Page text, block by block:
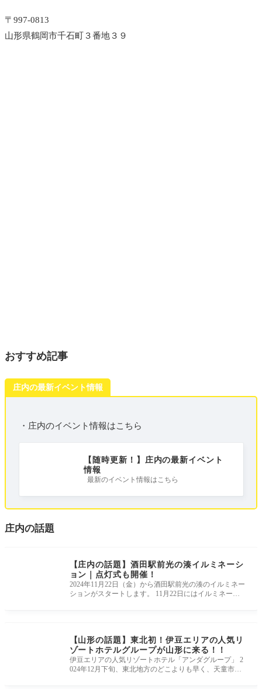
〒997-0813
山形県鶴岡市千石町３番地３９
おすすめ記事
庄内の最新イベント情報
・庄内のイベント情報はこちら
【随時更新！】庄内の最新イベント
情報
最新のイベント情報はこちら
庄内の話題
【庄内の話題】酒田駅前光の湊イルミネーシ
ョン｜点灯式も開催！
2024年11月22日（金）から酒田駅前光の湊のイルミネー
ションがスタートします。 11月22日にはイルミネーシ
【山形の話題】東北初！伊豆エリアの人気リ
ゾートホテルグループが山形に来る！！
伊豆エリアの人気リゾートホテル「アンダグループ」 2
024年12月下旬、東北地方のどこよりも早く、天童市に